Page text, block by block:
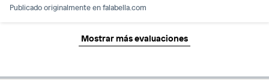
Publicado originalmente enfalabella.com
Mostrar más evaluaciones